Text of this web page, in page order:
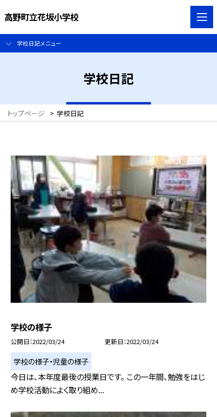
高野町立花坂小学校
学校日記メニュー
学校日記
トップページ > 学校日記
学校の様子
公開日 2022/03/24 更新日 2022/03/24
学校の様子・児童の様子
今日は、本年度最後の授業日です。 この一年間、勉強をはじ
め学校活動によく取り組め...